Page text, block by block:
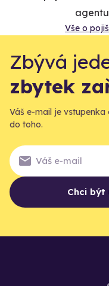
Vše o
Zbývá
zbytek
Váš e-mail je
do toho.
Chci být